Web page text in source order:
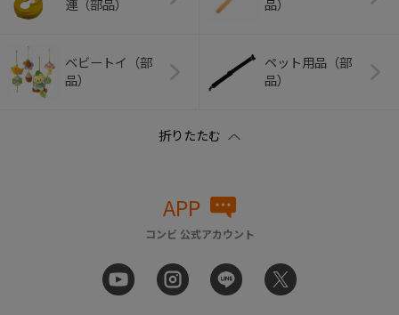
連（部品）
品）
ベビートイ（部
品）
ペット用品（部
品）
APP
コンビ 公式アカウント